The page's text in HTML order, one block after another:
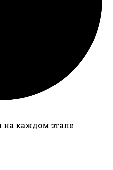
каждом этапе